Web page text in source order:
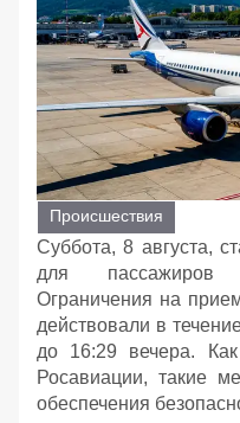
Происшествия
Суббота, 8 августа,
для пассажиров
Ограничения на
действовали в
до 16:29 вечера.
Росавиации, такие
обеспечения